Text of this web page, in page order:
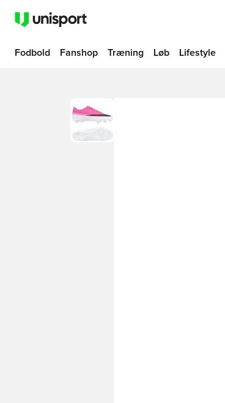
Fodbold Fanshop Træning Løb Lifestyle